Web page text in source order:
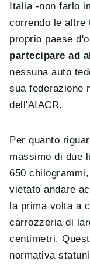
Italia -non farlo
correndo le altre
proprio paese
partecipare ad
nessuna auto
sua federazione
dell'AIACR.
Per quanto
massimo di due
650
vietato andare
la prima volta a
carrozzeria di
centimetri.
normativa